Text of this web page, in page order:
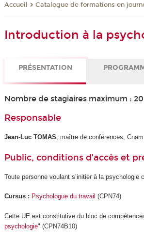
Accueil Catalogue de formations en
Introduction à la
PRÉSENTATION
Nombre de stagiaires maximum : 20
Responsable
Jean-Luc TOMAS , maître de conférences, Cnam
Public, conditions d’accès et
Toute personne voulant s’initier à la psychologie
Cursus : Psychologue du travail (CPN74)
Cette UE est constitutive du bloc de
psychologie" (CPN74B10)